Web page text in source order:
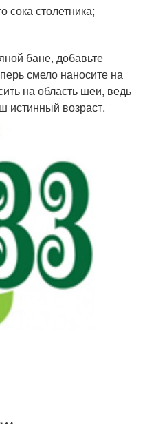
сока столетника;
бане, добавьте
смело наносите на
на область шеи, ведь
истинный возраст.